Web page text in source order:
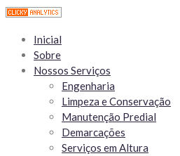
Inicial
Sobre
Nossos Serviços
Engenharia
Limpeza e Conservação
Manutenção Predial
Demarcações
Serviços em Altura